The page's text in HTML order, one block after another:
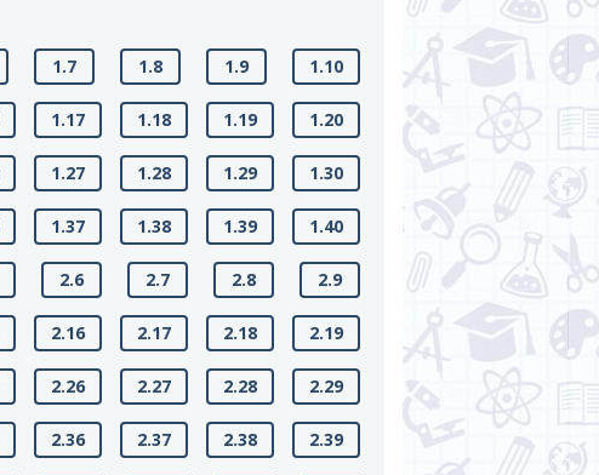
1.7 1.8 1.9 1.10
1.17 1.18 1.19 1.20
1.27 1.28 1.29 1.30
1.37 1.38 1.39 1.40
2.6 2.7 2.8 2.9
2.16 2.17 2.18 2.19
2.26 2.27 2.28 2.29
2.36 2.37 2.38 2.39